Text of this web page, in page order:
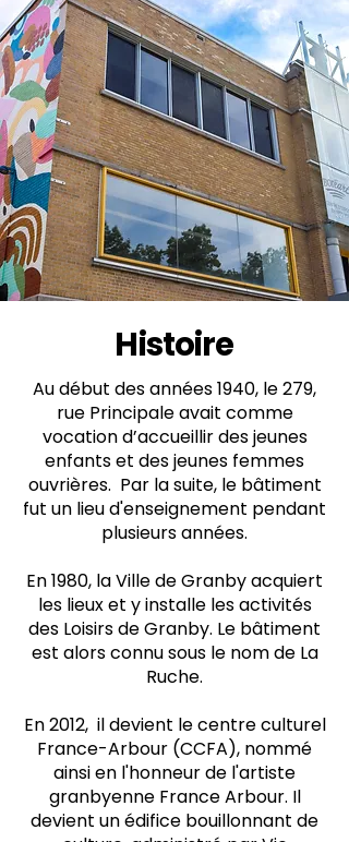
Histoire
Au début des années 1940, le 279,
rue Principale avait comme
vocation d’accueillir des jeunes
enfants et des jeunes femmes
ouvrières. Par la suite, le bâtiment
fut un lieu d'enseignement pendant
plusieurs années.
En 1980, la Ville de Granby acquiert
les lieux et y installe les activités
des Loisirs de Granby. Le bâtiment
est alors connu sous le nom de La
Ruche.
En 2012, il devient le centre culturel
France-Arbour (CCFA), nommé
ainsi en l'honneur de l'artiste
granbyenne France Arbour. Il
devient un édifice bouillonnant de